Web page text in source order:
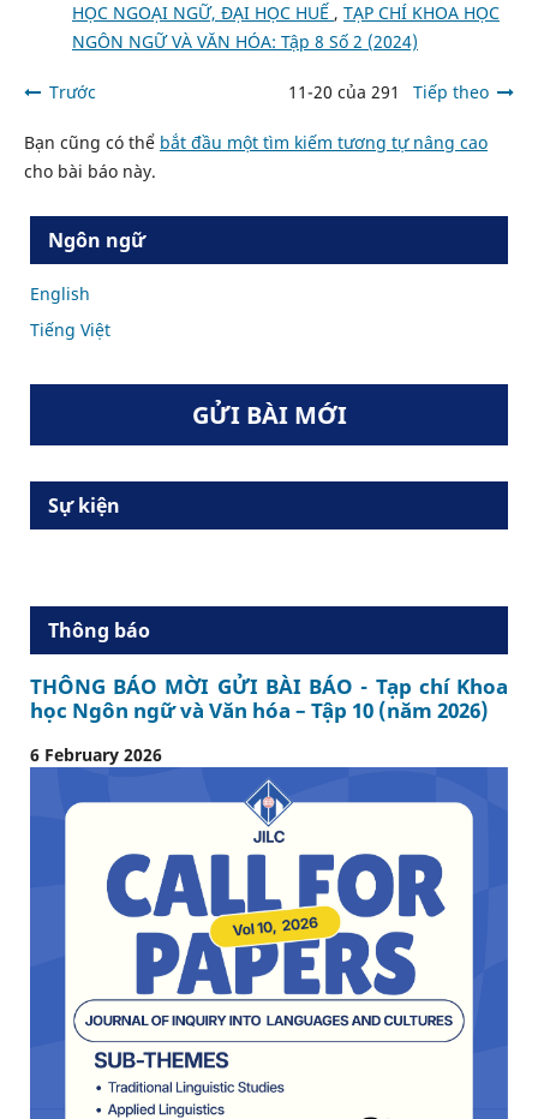
HỌC NGOẠI NGỮ, ĐẠI HỌC HUẾ , TẠP CHÍ KHOA HỌC
NGÔN NGỮ VÀ VĂN HÓA: Tập 8 Số 2 (2024)
Trước 11-20 của 291 Tiếp theo
Bạn cũng có thể bắt đầu một tìm kiếm tương tự nâng cao
cho bài báo này.
Ngôn ngữ
English
Tiếng Việt
GỬI BÀI MỚI
Sự kiện
Thông báo
THÔNG BÁO MỜI GỬI BÀI BÁO - Tạp chí Khoa
học Ngôn ngữ và Văn hóa – Tập 10 (năm 2026)
6 February 2026